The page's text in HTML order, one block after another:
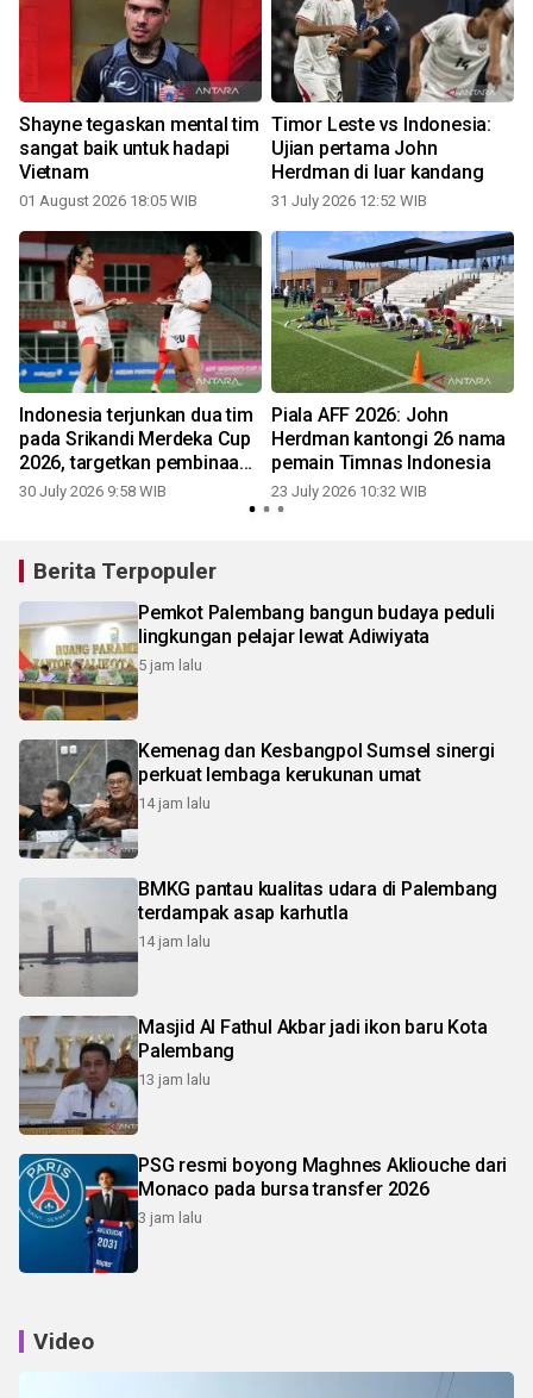
Shayne tegaskan mental tim
sangat baik untuk hadapi
Vietnam
01 August 2026 18:05 WIB
Timor Leste vs Indonesia:
Ujian pertama John
Herdman di luar kandang
31 July 2026 12:52 WIB
Indonesia terjunkan dua tim
pada Srikandi Merdeka Cup
2026, targetkan pembinaan
sepak bola putri
30 July 2026 9:58 WIB
Piala AFF 2026: John
Herdman kantongi 26 nama
pemain Timnas Indonesia
23 July 2026 10:32 WIB
Berita Terpopuler
Pemkot Palembang bangun budaya peduli
lingkungan pelajar lewat Adiwiyata
5 jam lalu
Kemenag dan Kesbangpol Sumsel sinergi
perkuat lembaga kerukunan umat
14 jam lalu
BMKG pantau kualitas udara di Palembang
terdampak asap karhutla
14 jam lalu
Masjid Al Fathul Akbar jadi ikon baru Kota
Palembang
13 jam lalu
PSG resmi boyong Maghnes Akliouche dari
Monaco pada bursa transfer 2026
3 jam lalu
Video